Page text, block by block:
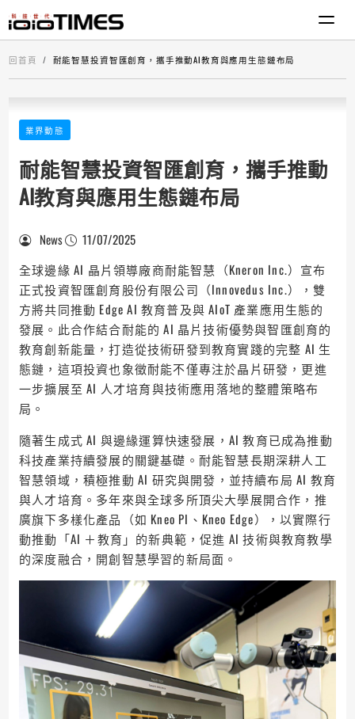
回首頁 耐能智慧投資智匯創育，攜手推動AI教育與應用生態鏈布局
業界動態
耐能智慧投資智匯創育，攜手推動
AI教育與應用生態鏈布局
News
11/07/2025
全球邊緣 AI 晶片領導廠商耐能智慧（Kneron Inc.）宣布
正式投資智匯創育股份有限公司（Innovedus Inc.），雙
方將共同推動 Edge AI 教育普及與 AIoT 產業應用生態的
發展。此合作結合耐能的 AI 晶片技術優勢與智匯創育的
教育創新能量，打造從技術研發到教育實踐的完整 AI 生
態鏈，這項投資也象徵耐能不僅專注於晶片研發，更進
一步擴展至 AI 人才培育與技術應用落地的整體策略布
局。
隨著生成式 AI 與邊緣運算快速發展，AI 教育已成為推動
科技產業持續發展的關鍵基礎。耐能智慧長期深耕人工
智慧領域，積極推動 AI 研究與開發，並持續布局 AI 教育
與人才培育。多年來與全球多所頂尖大學展開合作，推
廣旗下多樣化產品（如 Kneo PI、Kneo Edge），以實際行
動推動「AI ＋教育」的新典範，促進 AI 技術與教育教學
的深度融合，開創智慧學習的新局面。